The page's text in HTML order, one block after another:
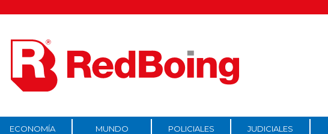
ECONOMÍA MUNDO POLICIALES JUDICIALES